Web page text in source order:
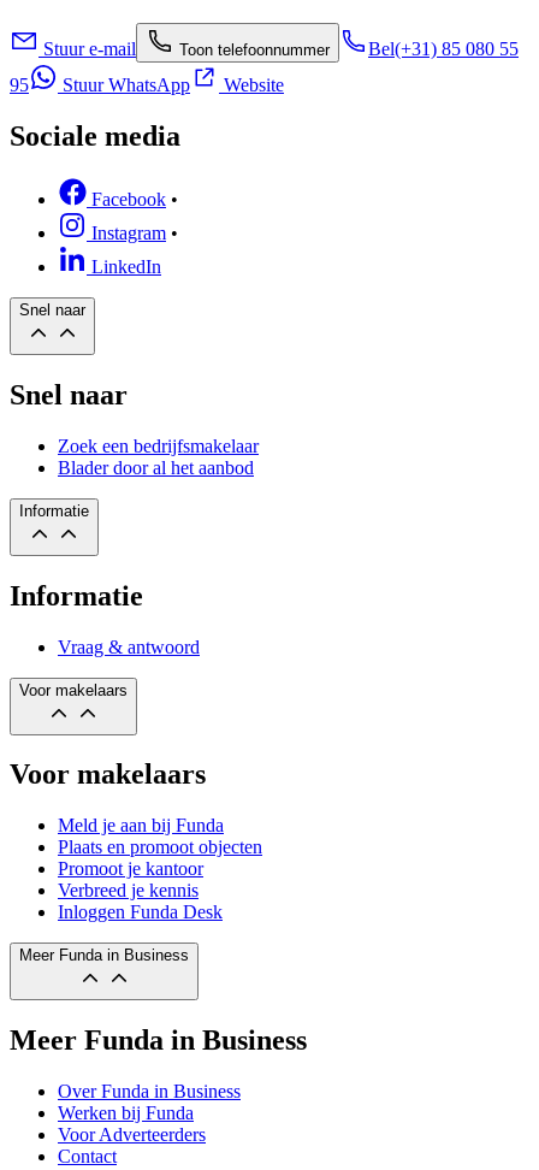
Stuur e-mail Toon telefoonnummer Bel(+31) 85 080 55
95
Stuur WhatsApp Website
Sociale media
Facebook •
Instagram •
LinkedIn
Snel naar
Snel naar
Zoek een bedrijfsmakelaar
Blader door al het aanbod
Informatie
Informatie
Vraag & antwoord
Voor makelaars
Voor makelaars
Meld je aan bij Funda
Plaats en promoot objecten
Promoot je kantoor
Verbreed je kennis
Inloggen Funda Desk
Meer Funda in Business
Meer Funda in Business
Over Funda in Business
Werken bij Funda
Voor Adverteerders
Contact